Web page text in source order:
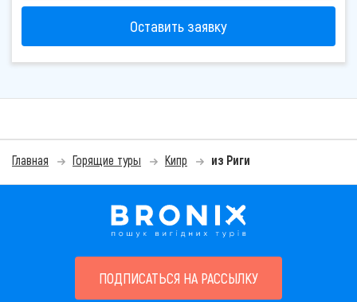
Оставить заявку
Главная Горящие туры Кипр из Риги
ПОДПИСАТЬСЯ НА РАССЫЛКУ